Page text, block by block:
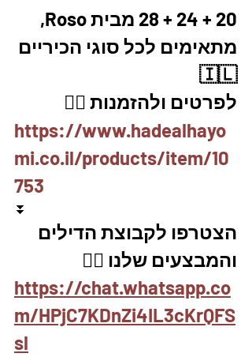
20 + 24 + 28 מבית Roso,
מתאימים לכל סוגי הכיריים
🇮🇱
לפרטים ולהזמנות 👇🏼
https://www.hadealhayo
mi.co.il/products/item/10
753
⏬
הצטרפו לקבוצת הדילים
והמבצעים שלנו 👇🏽
https://chat.whatsapp.co
m/HPjC7KDnZi4IL3cKrQFS
sl